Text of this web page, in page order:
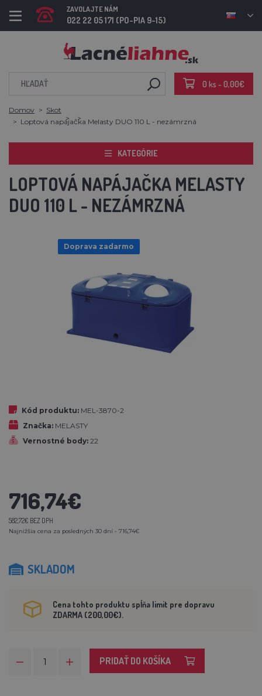
ZAVOLAJTE NÁM
022 22 05 171 (PO-PIA 9-15)
0 ks - 0,00€
Domov
Skot
Loptová napájačka Melasty DUO 110 L - nezámrzná
KATEGÓRIE
LOPTOVÁ NAPÁJAČKA MELASTY
DUO 110 L - NEZÁMRZNÁ
Doprava zadarmo
Kód produktu: MEL-3870-2
Značka: MELASTY
Vernostné body: 22
716,74€
582,72€ BEZ DPH
Najnižšia cena za posledných 30 dní - 716,74€
SKLADOM
Cena tohto produktu spĺňa limit pre dopravu
ZDARMA (200,00€).
PRIDAŤ DO KOŠÍKA